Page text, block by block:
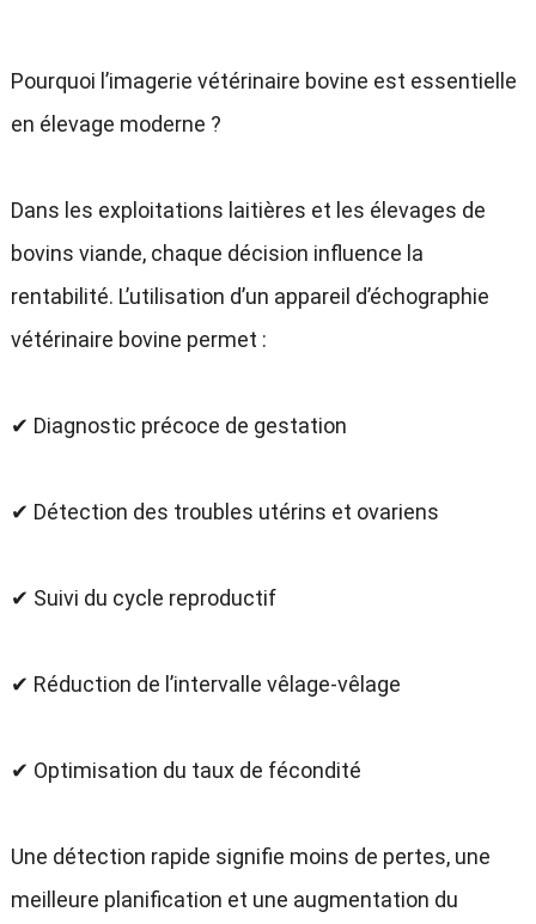
Pourquoi l’imagerie vétérinaire bovine est essentielle
en élevage moderne ?
Dans les exploitations laitières et les élevages de
bovins viande, chaque décision influence la
rentabilité. L’utilisation d’un appareil d’échographie
vétérinaire bovine permet :
✔ Diagnostic précoce de gestation
✔ Détection des troubles utérins et ovariens
✔ Suivi du cycle reproductif
✔ Réduction de l’intervalle vêlage-vêlage
✔ Optimisation du taux de fécondité
Une détection rapide signifie moins de pertes, une
meilleure planification et une augmentation du